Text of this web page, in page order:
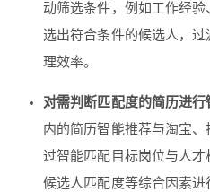
动筛选条件，例如工作经
选出符合条件的候选人，
理效率。
对需判断匹配度的简历进行
内的简历智能推荐与淘宝
过智能匹配目标岗位与人
候选人匹配度等综合因素进